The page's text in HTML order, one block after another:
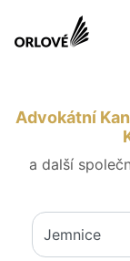
Advokátní
a další